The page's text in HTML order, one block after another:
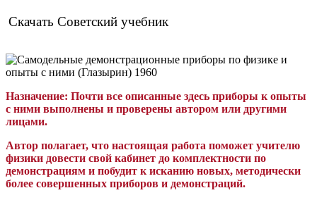
Скачать Советский учебник
Назначение: Почти все описанные здесь приборы к опыты
с ними выполнены и проверены автором или другими
лицами.
Автор полагает, что настоящая работа поможет учителю
физики довести свой кабинет до комплектности по
демонстрациям и побудит к исканию новых, методически
более совершенных приборов и демонстраций.